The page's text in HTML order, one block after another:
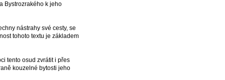
Bystrozrakého k jeho
nástrahy své cesty, se
tohoto textu je základem
tento osud zvrátit i přes
kouzelné bytosti jeho